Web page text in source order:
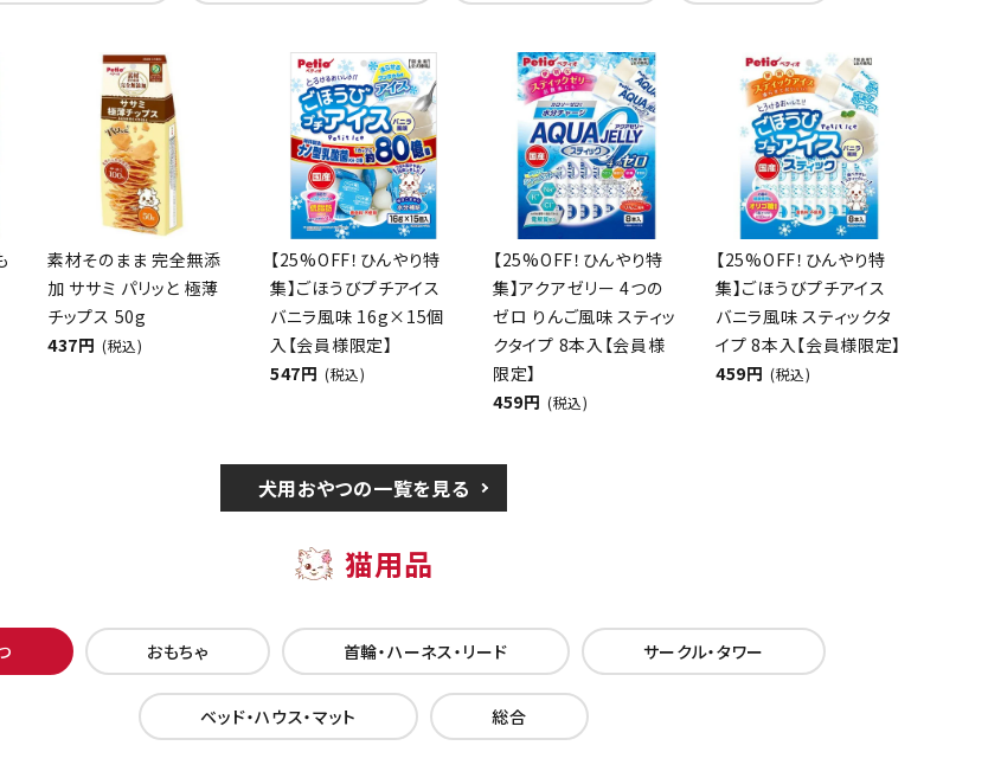
素材そのまま 完全無添
加 ササミ パリッと 極薄
チップス 50g
437円 (税込)
【25%OFF！ひんやり特
集】ごほうびプチアイス
バニラ風味 16g×15個
入【会員様限定】
547円 (税込)
【25%OFF！ひんやり特
集】アクアゼリー 4つの
ゼロ りんご風味 スティッ
クタイプ 8本入【会員様
限定】
459円 (税込)
【25%OFF！ひんやり特
集】ごほうびプチアイス
バニラ風味 スティックタ
イプ 8本入【会員様限定】
459円 (税込)
犬用おやつの一覧を見る
猫用品
おもちゃ 首輪・ハーネス・リード サークル・タワー
ベッド・ハウス・マット 総合